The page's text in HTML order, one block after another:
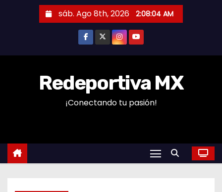
n
sáb. Ago 8th, 2026 2:08:05 AM
Redeportiva MX
¡Conectando tu pasión!